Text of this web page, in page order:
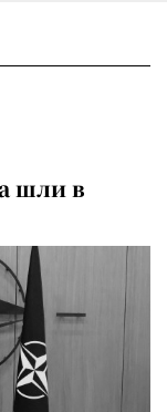
шли в